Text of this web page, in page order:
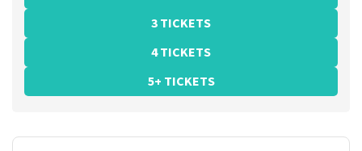
3 TICKETS
4 TICKETS
5+ TICKETS